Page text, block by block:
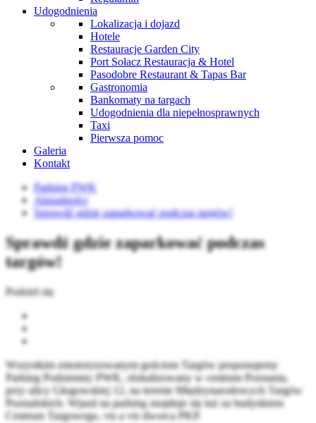
Udogodnienia
Lokalizacja i dojazd
Hotele
Restauracje Garden City
Port Sołacz Restauracja & Hotel
Pasodobre Restaurant & Tapas Bar
Gastronomia
Bankomaty na targach
Udogodnienia dla niepełnosprawnych
Taxi
Pierwsza pomoc
Galeria
Kontakt
Parking PWK
Aktualności
Sprawdź gdzie zaparkować podczas targów!
Sprawdź gdzie zaparkować podczas
targów!
Podziel się
Wszystkim zmotoryzowanym gościom Targów proponujemy
Parking Podziemny PWK, zlokalizowany w centrum Poznania,
przy ulicy Głogowskiej 12, na terenie Międzynarodowych Targów
Poznańskich. Wjazd na parking znajduje się tuż za budynkiem
Centrum Targowego, vis a vis dworca PKP.